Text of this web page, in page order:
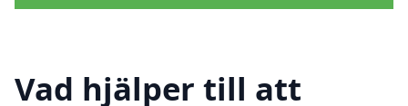
Vad hjälper till att